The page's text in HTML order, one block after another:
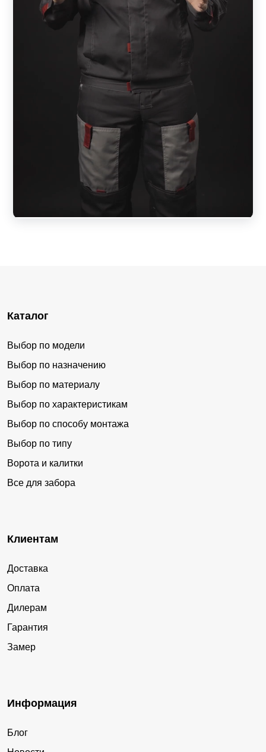
Каталог
Выбор по модели
Выбор по назначению
Выбор по материалу
Выбор по характеристикам
Выбор по способу монтажа
Выбор по типу
Ворота и калитки
Все для забора
Клиентам
Доставка
Оплата
Дилерам
Гарантия
Замер
Информация
Блог